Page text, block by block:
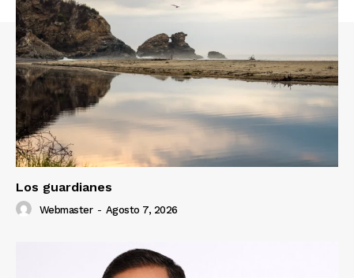
Los guardianes
Webmaster - Agosto 7, 2026